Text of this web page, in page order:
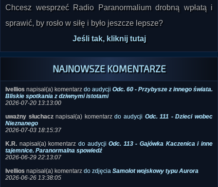
Chcesz wesprzeć Radio Paranormalium drobną wpłatą i
sprawić, by rosło w siłę i było jeszcze lepsze?
Jeśli tak, kliknij tutaj
NAJNOWSZE KOMENTARZE
Ivellios napisał(a) komentarz do audycji Odc. 60 - Przybysze z innego świata.
Bliskie spotkania z dziwnymi istotami
2026-07-20 13:13:00
uważny słuchacznapisał(a) komentarzdo audycji Odc. 111 - Dzieci wobec
Nieznanego
2026-07-03 18:15:37
K.R. napisał(a) komentarz do audycjiOdc. 113 - Gajówka Kaczenica i inne
tajemnice. Paranormalna spowiedź
2026-06-29 22:13:07
Ivellios napisał(a) komentarz do zdjęcia Samolot wojskowy typu Aurora
2026-06-26 13:38:05